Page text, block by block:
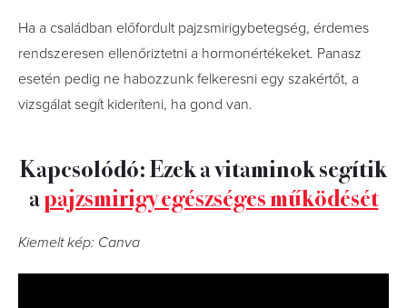
Ha a családban előfordult pajzsmirigybetegség, érdemes
rendszeresen ellenőriztetni a hormonértékeket. Panasz
esetén pedig ne habozzunk felkeresni egy szakértőt, a
vizsgálat segít kideríteni, ha gond van.
Kapcsolódó: Ezek a vitaminok segítik
apajzsmirigy egészséges működését
Kiemelt kép: Canva